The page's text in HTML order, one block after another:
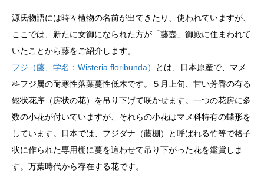
源氏物語には時々植物の名前が出てきたり、使われていますが、
ここでは、新たに女御になられた方が「藤壺」御殿に住まわれて
いたことから藤をご紹介します。
フジ（藤、学名：Wisteria floribunda）
とは、日本原産で、マメ
科フジ属の耐寒性落葉蔓性低木です。５月上旬、甘い芳香の有る
総状花序（房状の花）を吊り下げて咲かせます。一つの花房に多
数の小花が付いていますが、それらの小花はマメ科特有の蝶形を
しています。日本では、フジダナ（藤棚）と呼ばれる竹等で格子
状に作られた専用棚に蔓を這わせて吊り下がった花を鑑賞しま
す。万葉時代から存在する花です。